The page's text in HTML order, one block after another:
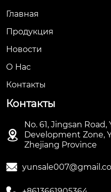
Главная
Продукция
Новости
О Hас
Контакты
Контакты

No. 61, Jingsan
Development Zone,
Zhejiang Province
